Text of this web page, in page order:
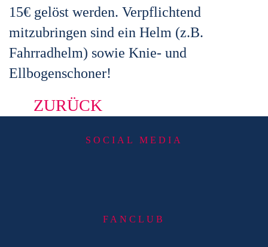
15€ gelöst werden. Verpflichtend
mitzubringen sind ein Helm (z.B.
Fahrradhelm) sowie Knie- und
Ellbogenschoner!
ZURÜCK
SOCIAL MEDIA
FANCLUB